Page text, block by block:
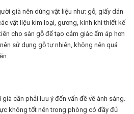
già nên dùng vật liệu như: gỗ, giấy dán
vật liệu kim loại, gương, kính khi thiết kế
cho sàn gỗ để tạo cảm giác ấm áp hơn
sử dụng gỗ tự nhiên, không nên quá
cần phải lưu ý đến vấn đề về ánh sáng.
không tốt nên trong phòng có đầy đủ